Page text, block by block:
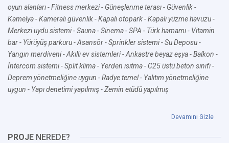
oyun alanları- Fitness merkezi- Güneşlenme terası- Güvenlik-
Kamelya- Kameralı güvenlik- Kapalı otopark- Kapalı yüzme havuzu-
Merkezi uydu sistemi- Sauna- Sinema- SPA - Türk hamamı- Vitamin
bar- Yürüyüş parkuru- Asansör- Sprinkler sistemi- Su Deposu-
Yangın merdiveni- Akıllı ev sistemleri- Ankastre beyaz eşya- Balkon -
İntercom sistemi- Split klima- Yerden ısıtma- C25 üstü beton sınıfı-
Deprem yönetmeliğine uygun - Radye temel- Yalıtım yönetmeliğine
uygun - Yapı denetimi yapılmış- Zemin etüdü yapılmış
Devamını Gizle
PROJE NEREDE?